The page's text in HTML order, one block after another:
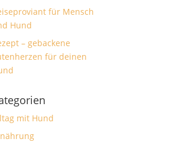
für Mensch
Hund
– gebackene
für deinen
mit Hund